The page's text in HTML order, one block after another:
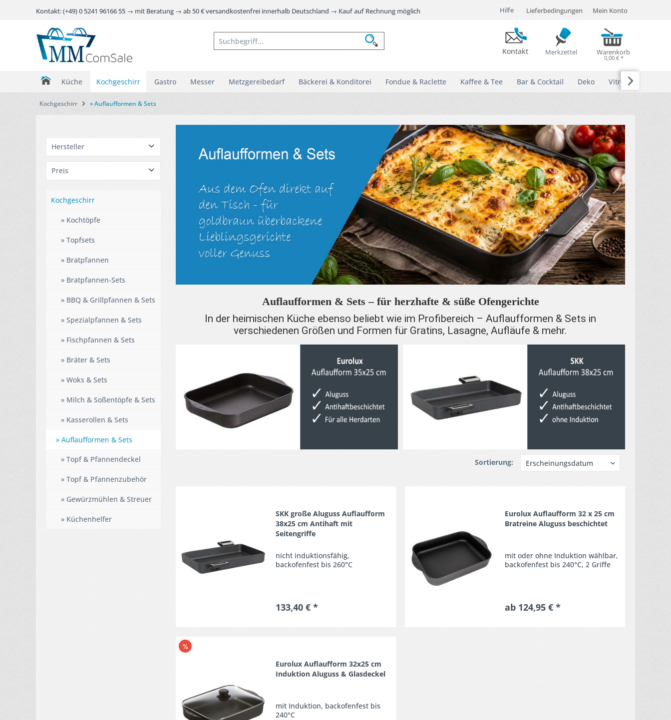
Hilfe Lieferbedingungen
Kontakt: (+49) 0 5241 96166 55 → mit Beratung → ab 50 € versandkostenfrei innerhalb Deutschland → Kauf auf Rechnung möglich
Kontakt Merkzettel
Mein Konto
Warenkorb
0,00 € *
Küche Kochgeschirr Gastro Messer Metzgereibedarf Bäckerei & Konditorei Fondue & Raclette Kaffee & Tee Bar & Cocktail Deko Vitrinen

Kochgeschirr » Auflaufformen & Sets
Hersteller
Eurolux
Preis
von99,95 €
Kochgeschirr
» Kochtöpfe
» Topfsets
» Bratpfannen
» Bratpfannen-Sets
» BBQ & Grillpfannen & Sets
» Spezialpfannen & Sets
» Fischpfannen & Sets
» Bräter & Sets
» Woks & Sets
» Milch & Soßentöpfe & Sets
» Kasserollen & Sets
» Auflaufformen & Sets
» Topf & Pfannendeckel
» Topf & Pfannenzubehör
» Gewürzmühlen & Streuer
» Küchenhelfer
Auflaufformen & Sets – für herzhafte & süße Ofengerichte
In der heimischen Küche ebenso beliebt wie im Profibereich – Auflaufformen & Sets in
verschiedenen Größen und Formen für Gratins, Lasagne, Aufläufe & mehr.
Sortierung:
SKK große Aluguss Auflaufform
38x25 cm Antihaft mit
Seitengriffe
nicht induktionsfähig,
backofenfest bis 260°C
133,40 € *
Eurolux Auflaufform 32 x 25 cm
Bratreine Aluguss beschichtet
mit oder ohne Induktion wählbar,
backofenfest bis 240°C, 2 Griffe
ab 124,95 € *
Eurolux Auflaufform 32x25 cm
Induktion Aluguss & Glasdeckel
mit Induktion, backofenfest bis
240°C